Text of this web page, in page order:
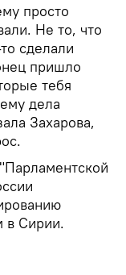
просто
Не то, что
сделали
пришло
тебя
дела
Захарова,
в Сирии.